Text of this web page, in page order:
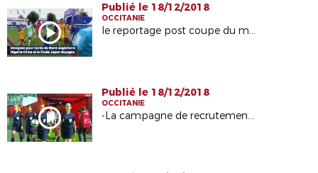
Publié le 18/12/2018
OCCITANIE
le reportage post coupe du monde de Stéphanie Frappart sur le site internet Fédéral
Publié le 18/12/2018
OCCITANIE
-La campagne de recrutement emailing auprès des joueuses et ex joueuses :